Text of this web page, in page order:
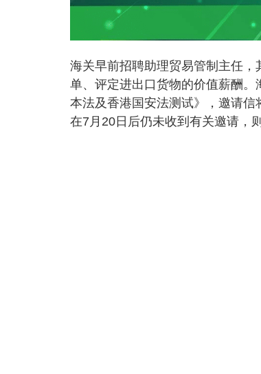
海关早前招聘助理贸易管制主任
单、评定进出口货物的价值薪酬
本法及香港国安法测试》，邀请
在7月20日后仍未收到有关邀请，